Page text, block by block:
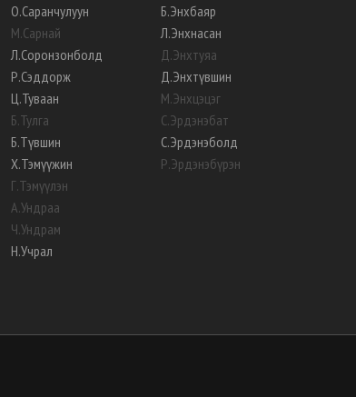
О.Саранчулуун
М.Сарнай
Л.Соронзонболд
Р.Сэддорж
Ц.Туваан
Б.Тулга
Б.Түвшин
Х.Тэмүүжин
Г.Тэмүүлэн
А.Ундраа
Ч.Ундрам
Н.Учрал
Б.Энхбаяр
Л.Энхнасан
Д.Энхтуяа
Д.Энхтүвшин
М.Энхцэцэг
С.Эрдэнэбат
С.Эрдэнэболд
Р.Эрдэнэбүрэн